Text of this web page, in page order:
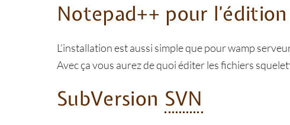
Notepad++ pour
L’installation est aussi simple que pour wamp
Avec ça vous aurez de quoi éditer les fichiers
SubVersion SVN